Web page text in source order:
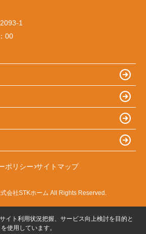
1
00
ポリシー サイトマップ
会社STKホーム All Rights Reserved.
イト利用状況把握、サービス向上検討を目的と
使用しています。